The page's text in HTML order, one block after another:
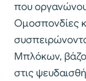
που
Ομοσπονδίες
Μπλόκων,
στις